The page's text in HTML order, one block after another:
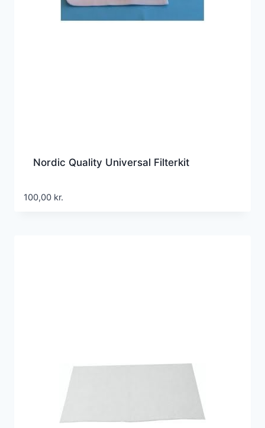
Nordic Quality Universal Filterkit
100,00 kr.